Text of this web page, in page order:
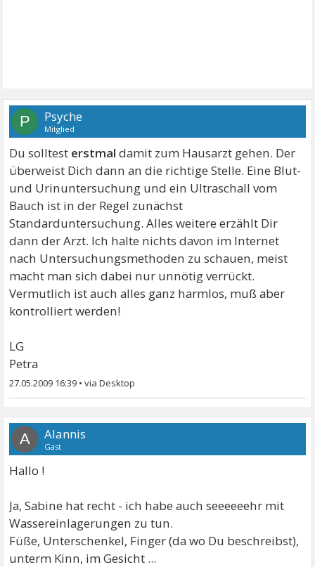
P Psyche
Mitglied
Du solltest erstmaldamit zum Hausarzt gehen. Der
überweist Dich dann an die richtige Stelle. Eine Blut-
und Urinuntersuchung und ein Ultraschall vom
Bauch ist in der Regel zunächst
Standarduntersuchung. Alles weitere erzählt Dir
dann der Arzt. Ich halte nichts davon im Internet
nach Untersuchungsmethoden zu schauen, meist
macht man sich dabei nur unnötig verrückt.
Vermutlich ist auch alles ganz harmlos, muß aber
kontrolliert werden!
LG
Petra
27.05.2009 16:39 •
A Alannis
Gast
Hallo !
Ja, Sabine hat recht - ich habe auch seeeeeehr mit
Wassereinlagerungen zu tun.
Füße, Unterschenkel, Finger (da wo Du beschreibst),
unterm Kinn, im Gesicht ...